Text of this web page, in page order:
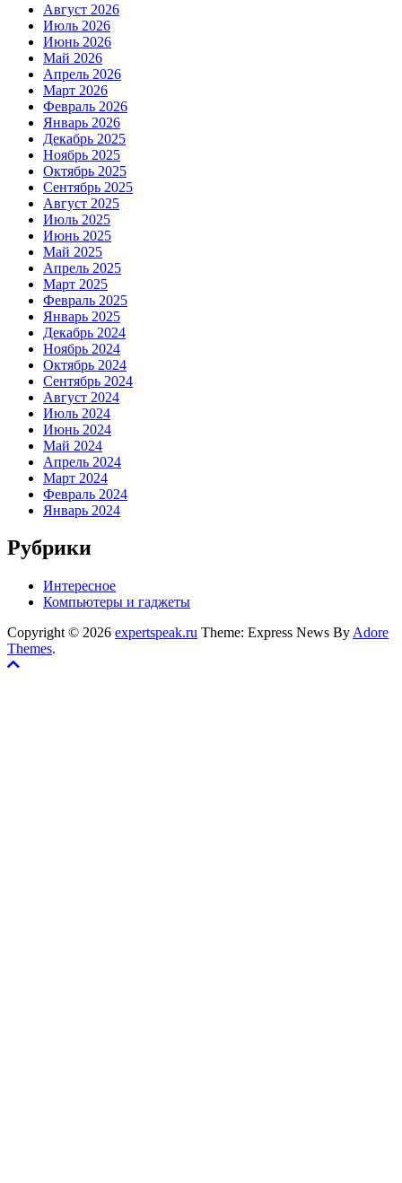
Август 2026
Июль 2026
Июнь 2026
Май 2026
Апрель 2026
Март 2026
Февраль 2026
Январь 2026
Декабрь 2025
Ноябрь 2025
Октябрь 2025
Сентябрь 2025
Август 2025
Июль 2025
Июнь 2025
Май 2025
Апрель 2025
Март 2025
Февраль 2025
Январь 2025
Декабрь 2024
Ноябрь 2024
Октябрь 2024
Сентябрь 2024
Август 2024
Июль 2024
Июнь 2024
Май 2024
Апрель 2024
Март 2024
Февраль 2024
Январь 2024
Рубрики
Интересное
Компьютеры и гаджеты
Copyright © 2026 expertspeak.ru Theme: Express News By Adore
Themes.